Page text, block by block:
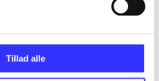
Tillad alle